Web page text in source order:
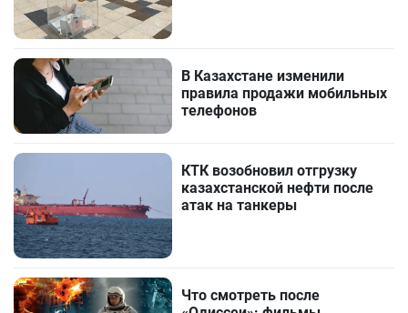
В Казахстане изменили
правила продажи мобильных
телефонов
КТК возобновил отгрузку
казахстанской нефти после
атак на танкеры
Что смотреть после